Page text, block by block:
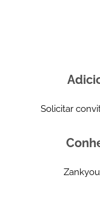
Solicitar